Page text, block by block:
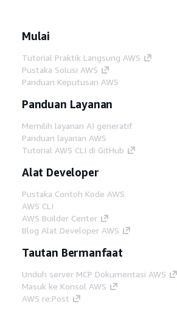
Mulai
Tutorial Praktik Langsung AWS
Pustaka Solusi AWS
Panduan Keputusan AWS
Panduan Layanan
Memilih layanan AI generatif
Panduan layanan AWS
Tutorial AWS CLI di GitHub
Alat Developer
Pustaka Contoh Kode AWS
AWS CLI
AWS Builder Center
Blog Alat Developer AWS
Tautan Bermanfaat
Unduh server MCP Dokumentasi AWS
Masuk ke Konsol AWS
AWS re:Post